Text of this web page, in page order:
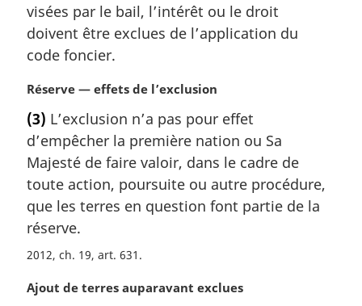
i
n
a
e
visées par le bail, l’intérêt ou le droit
doivent être exclues de l’application du
code foncier.
N
t
e
m
a
g
i
n
l
Réserve — effets de l’exclusion
(3) L’exclusion n’a pas pour effet
d’empêcher la première nation ou Sa
Majesté de faire valoir, dans le cadre de
toute action, poursuite ou autre procédure,
que les terres en question font partie de la
réserve.
2012, ch. 19, art. 631
N
Ajout de terres auparavant exclues